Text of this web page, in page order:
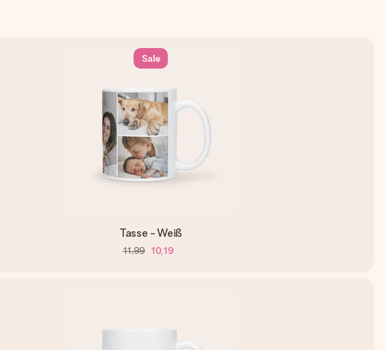
Sale
Tasse - Weiß
11,99 10,19